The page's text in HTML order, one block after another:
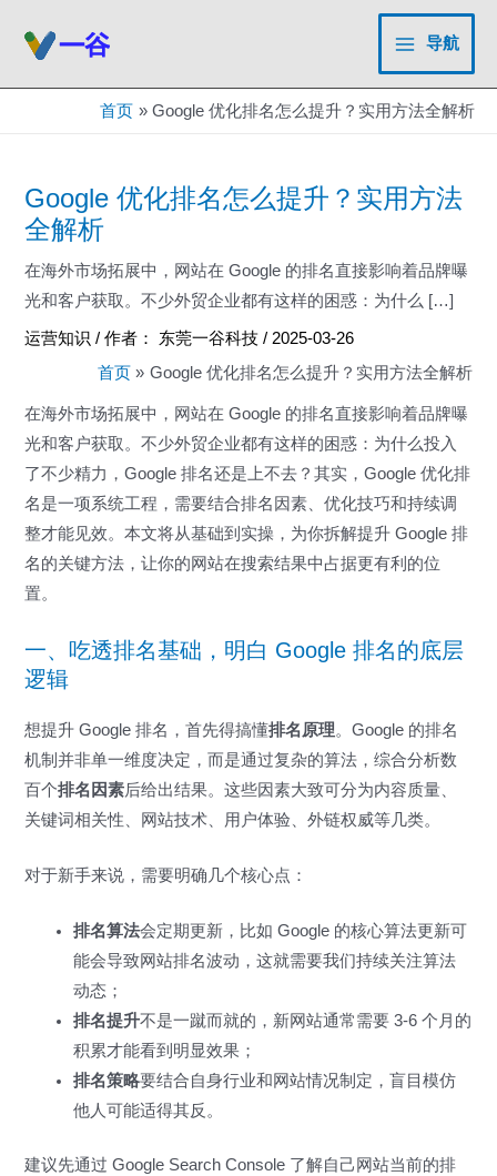
Main
Menu
导航
首页 Google 优化排名怎么提升？实用方法全解析
Google 优化排名怎么提升？实用方法
全解析
在海外市场拓展中，网站在 Google 的排名直接影响着品牌曝
光和客户获取。不少外贸企业都有这样的困惑：为什么 […]
运营知识 / 作者： 东莞一谷科技/ 2025-03-26
首页
Google 优化排名怎么提升？实用方法全解析
在海外市场拓展中，网站在 Google 的排名直接影响着品牌曝
光和客户获取。不少外贸企业都有这样的困惑：为什么投入
了不少精力，Google 排名还是上不去？其实，Google 优化排
名是一项系统工程，需要结合排名因素、优化技巧和持续调
整才能见效。本文将从基础到实操，为你拆解提升 Google 排
名的关键方法，让你的网站在搜索结果中占据更有利的位
置。
一、吃透排名基础，明白 Google 排名的底层
逻辑
想提升 Google 排名，首先得搞懂排名原理。Google 的排名
机制并非单一维度决定，而是通过复杂的算法，综合分析数
百个排名因素后给出结果。这些因素大致可分为内容质量、
关键词相关性、网站技术、用户体验、外链权威等几类。
对于新手来说，需要明确几个核心点：
排名算法会定期更新，比如 Google 的核心算法更新可
能会导致网站排名波动，这就需要我们持续关注算法
动态；
排名提升不是一蹴而就的，新网站通常需要 3-6 个月的
积累才能看到明显效果；
排名策略要结合自身行业和网站情况制定，盲目模仿
他人可能适得其反。
建议先通过 Google Search Console 了解自己网站当前的排